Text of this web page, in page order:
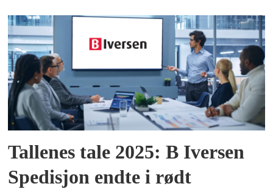
Tallenes tale 2025: B Iversen
Spedisjon endte i rødt